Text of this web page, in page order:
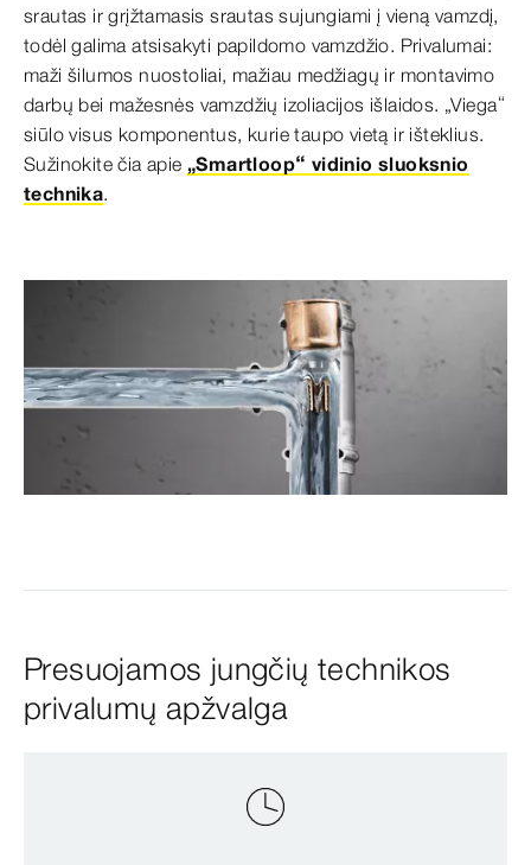
srautas ir grįžtamasis srautas sujungiami į vieną vamzdį,
todėl galima atsisakyti papildomo vamzdžio. Privalumai:
maži šilumos nuostoliai, mažiau medžiagų ir montavimo
darbų bei mažesnės vamzdžių izoliacijos išlaidos. „Viega“
siūlo visus komponentus, kurie taupo vietą ir išteklius.
Sužinokite čia apie„Smartloop“ vidinio sluoksnio
technika.
Presuojamos jungčių technikos
privalumų apžvalga